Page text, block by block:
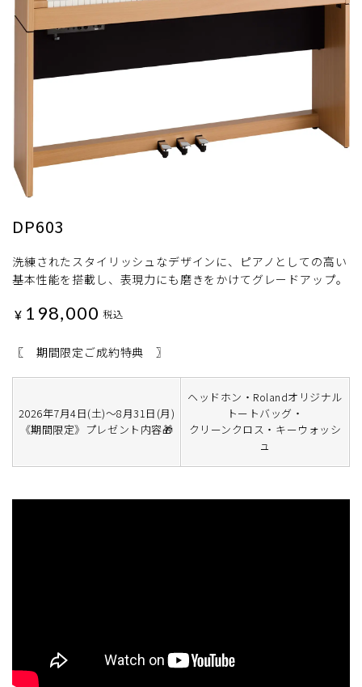
DP603
洗練されたスタイリッシュなデザインに、ピアノとしての高い
基本性能を搭載し、表現力にも磨きをかけてグレードアップ。
¥ 198,000 税込
〖 期間限定ご成約特典 〗
2026年7月4日(土)～8月31日(月)
《期間限定》プレゼント内容🎁
ヘッドホン・Rolandオリジナル
トートバッグ・
クリーンクロス・キーウォッシ
ュ